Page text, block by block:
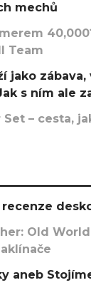
mechů
Team
jako zábava,
s ním ale
– cesta,
Old
aneb